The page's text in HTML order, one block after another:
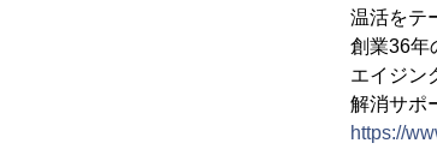
温活をテ
創業36年
エイジン
解消サポ
https://